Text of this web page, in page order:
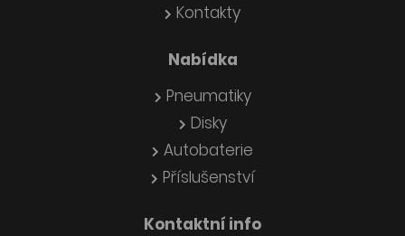
Kontakty
Nabídka
Pneumatiky
Disky
Autobaterie
Příslušenství
Kontaktní info